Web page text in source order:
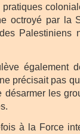
octroyé par la
Palestiniens
également
précisait pas
les
à la Force